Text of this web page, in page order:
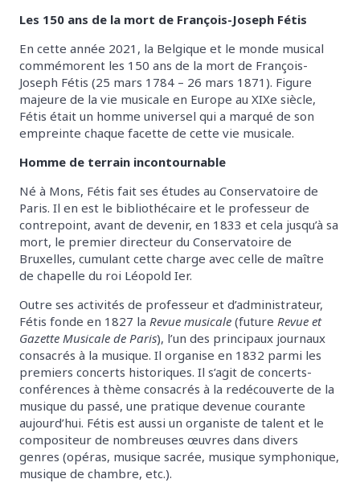
Les 150 ans de la mort de François-Joseph Fétis
En cette année 2021, la Belgique et le monde musical
commémorent les 150 ans de la mort de François-
Joseph Fétis (25 mars 1784 – 26 mars 1871). Figure
majeure de la vie musicale en Europe au XIXe siècle,
Fétis était un homme universel qui a marqué de son
empreinte chaque facette de cette vie musicale.
Homme de terrain incontournable
Né à Mons, Fétis fait ses études au Conservatoire de
Paris. Il en est le bibliothécaire et le professeur de
contrepoint, avant de devenir, en 1833 et cela jusqu’à sa
mort, le premier directeur du Conservatoire de
Bruxelles, cumulant cette charge avec celle de maître
de chapelle du roi Léopold Ier.
Outre ses activités de professeur et d’administrateur,
Fétis fonde en 1827 la Revue musicale (future Revue et
Gazette Musicale de Paris), l’un des principaux journaux
consacrés à la musique. Il organise en 1832 parmi les
premiers concerts historiques. Il s’agit de concerts-
conférences à thème consacrés à la redécouverte de la
musique du passé, une pratique devenue courante
aujourd’hui. Fétis est aussi un organiste de talent et le
compositeur de nombreuses œuvres dans divers
genres (opéras, musique sacrée, musique symphonique,
musique de chambre, etc.).